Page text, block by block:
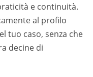
e continuità.
al profilo
tuo caso, senza che
decine di